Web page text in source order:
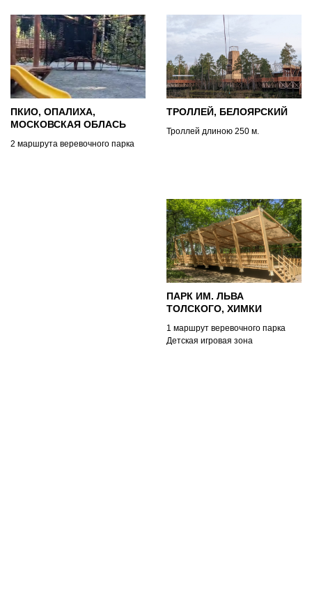
ПКИО, ОПАЛИХА,
МОСКОВСКАЯ ОБЛАСЬ
2 маршрута веревочного парка
ТРОЛЛЕЙ, БЕЛОЯРСКИЙ
Троллей длиною 250 м.
ПАРК ИМ. ЛЬВА
ТОЛСКОГО, ХИМКИ
1 маршрут веревочного парка
Детская игровая зона